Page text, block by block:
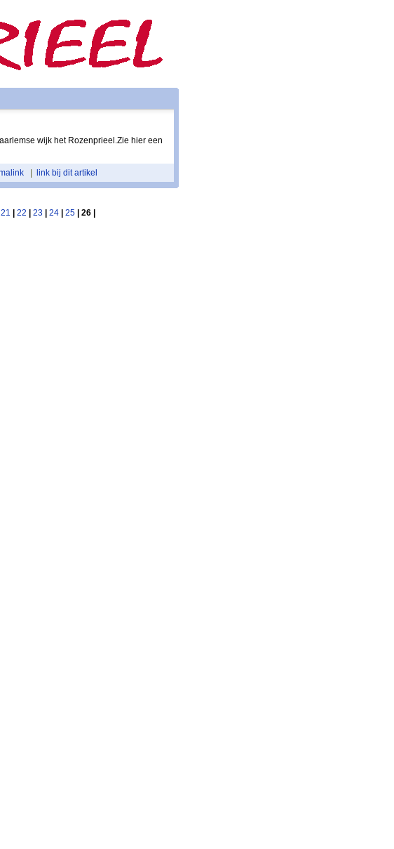
wijk het Rozenprieel.Zie hier een
link bij dit artikel
21 22 23| 24| 25| 26 |